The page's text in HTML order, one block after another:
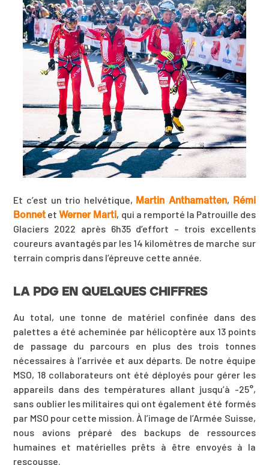
Et c’est un trio helvétique, Martin Anthamatten, Rémi
Bonnet etWerner Marti, qui a remporté la Patrouille des
Glaciers 2022 après 6h35 d’effort – trois excellents
coureurs avantagés par les 14 kilomètres de marche sur
terrain compris dans l’épreuve cette année.
LA PDG EN QUELQUES CHIFFRES
Au total, une tonne de matériel confinée dans des
palettes a été acheminée par hélicoptère aux 13 points
de passage du parcours en plus des trois tonnes
nécessaires à l’arrivée et aux départs. De notre équipe
MSO, 18 collaborateurs ont été déployés pour gérer les
appareils dans des températures allant jusqu’à -25°,
sans oublier les militaires qui ont également été formés
par MSO pour cette mission. À l’image de l’Armée Suisse,
nous avions préparé des backups de ressources
humaines et matérielles prêts à être envoyés à la
rescousse.